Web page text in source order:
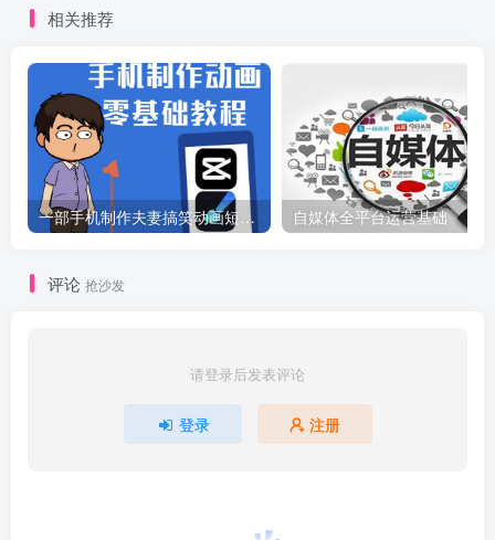
相关推荐
一部手机制作夫妻搞笑动画短视频教程，零基础也能快速上手 自媒体全平台运营基础
评论 抢沙发
请登录后发表评论
登录 注册